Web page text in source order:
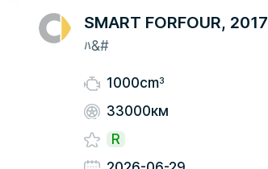
SMART FORFOUR, 2017
ﾊ&#
1000cm3
33000км
R